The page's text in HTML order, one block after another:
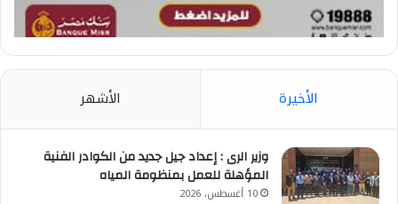
الأخيرة الأشهر
وزير الرى : إعداد جيل جديد من الكوادر الفنية
المؤهلة للعمل بمنظومة المياه
10 أغسطس، 2026